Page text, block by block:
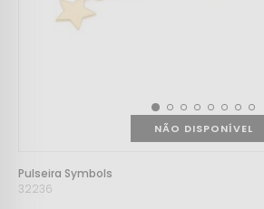
NÃO DISPONÍVEL
Pulseira Symbols
32236